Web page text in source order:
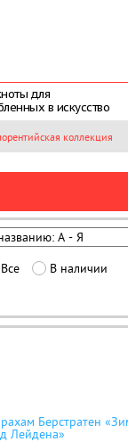
для
в искусство
коллекция
Все В наличии